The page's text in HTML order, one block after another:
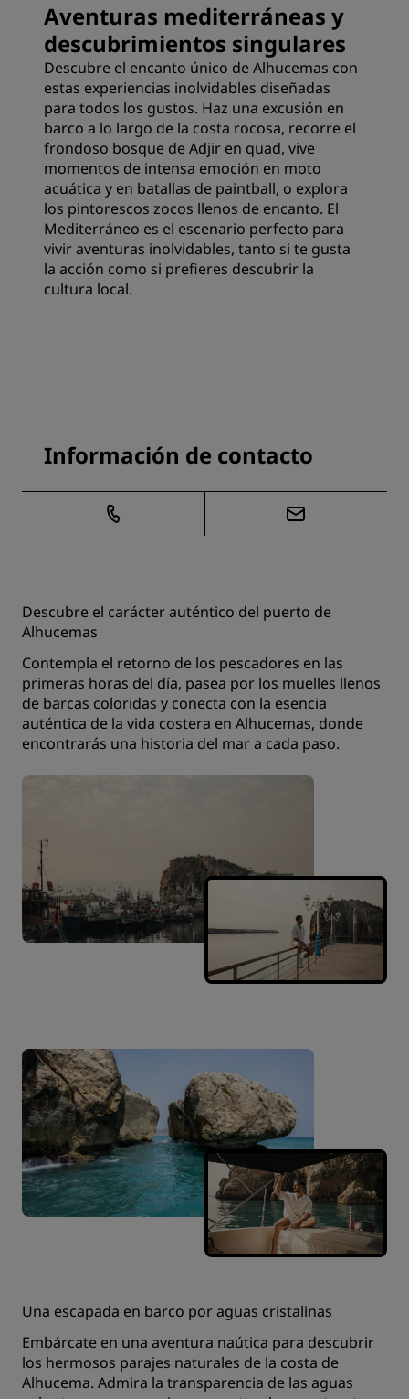
Aventuras mediterráneas y
descubrimientos singulares
Descubre el encanto único de Alhucemas con
estas experiencias inolvidables diseñadas
para todos los gustos. Haz una excusión en
barco a lo largo de la costa rocosa, recorre el
frondoso bosque de Adjir en quad, vive
momentos de intensa emoción en moto
acuática y en batallas de paintball, o explora
los pintorescos zocos llenos de encanto. El
Mediterráneo es el escenario perfecto para
vivir aventuras inolvidables, tanto si te gusta
la acción como si prefieres descubrir la
cultura local.
Información de contacto
Descubre el carácter auténtico del puerto de
Alhucemas
Contempla el retorno de los pescadores en las
primeras horas del día, pasea por los muelles llenos
de barcas coloridas y conecta con la esencia
auténtica de la vida costera en Alhucemas, donde
encontrarás una historia del mar a cada paso.
Una escapada en barco por aguas cristalinas
Embárcate en una aventura naútica para descubrir
los hermosos parajes naturales de la costa de
Alhucema. Admira la transparencia de las aguas